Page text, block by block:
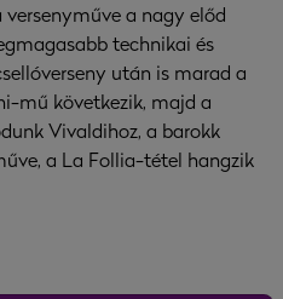
versenyműve a nagy előd
technikai és
után is marad a
mű következik, majd a
Vivaldihoz, a barokk
a La Follia-tétel hangzik